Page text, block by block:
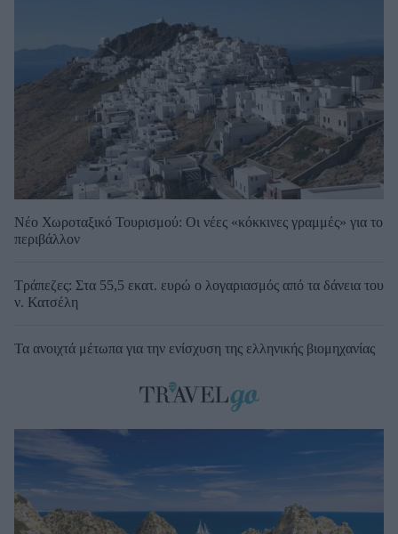
Νέο Χωροταξικό Τουρισμού: Οι νέες «κόκκινες γραμμές» για το
περιβάλλον
Τράπεζες: Στα 55,5 εκατ. ευρώ ο λογαριασμός από τα δάνεια του
ν. Κατσέλη
Τα ανοιχτά μέτωπα για την ενίσχυση της ελληνικής βιομηχανίας